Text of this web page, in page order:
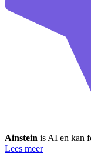
Ainstein is AI en kan
Lees meer